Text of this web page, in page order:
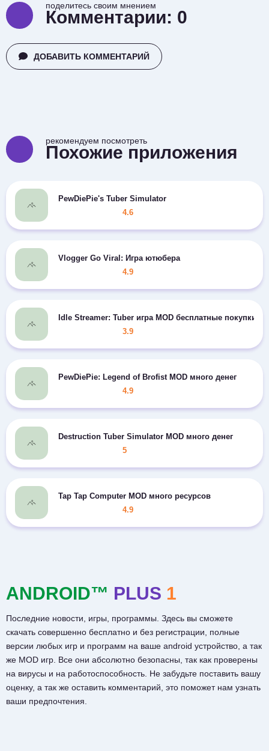
поделитесь своим мнением
Комментарии: 0
ДОБАВИТЬ КОММЕНТАРИЙ
рекомендуем посмотреть
Похожие приложения
PewDiePie's Tuber Simulator
4.6
Vlogger Go Viral: Игра ютюбера
4.9
Idle Streamer: Tuber игра MOD бесплатные покупки
3.9
PewDiePie: Legend of Brofist MOD много денег
4.9
Destruction Tuber Simulator MOD много денег
5
Tap Tap Computer MOD много ресурсов
4.9
ANDROID™ PLUS 1
Последние новости, игры, программы. Здесь вы сможете
скачать совершенно бесплатно и без регистрации, полные
версии любых игр и программ на ваше android устройство, а так
же MOD игр. Все они абсолютно безопасны, так как проверены
на вирусы и на работоспособность. Не забудьте поставить вашу
оценку, а так же оставить комментарий, это поможет нам узнать
ваши предпочтения.